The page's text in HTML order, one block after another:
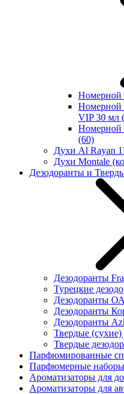
Номерной
Номерной
VIP 30 мл
Номерной
(60)
Духи Al Rayan
Духи Montale
Дезодоранты и
Дезодоранты
Турецкие
Дезодоранты
Дезодоранты
Дезодоранты
Твердые (сухие)
Твердые
Парфюмированные
Парфюмерные наборы
Ароматизаторы для
Ароматизаторы для